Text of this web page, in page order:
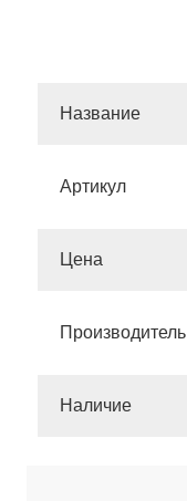
Название
Артикул
Цена
Производитель
Наличие